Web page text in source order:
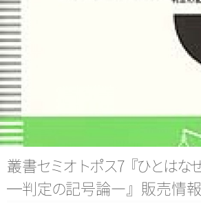
ジャーナル（論文誌）
研究発表について
研究会・研究プロジェクト
日本記号学会第46回
（2026/7/11・7/12
記号論のフロンティ
ージ
叢書セミオトポス7『ひと はな
─判 定の記号論― 』 販売情報